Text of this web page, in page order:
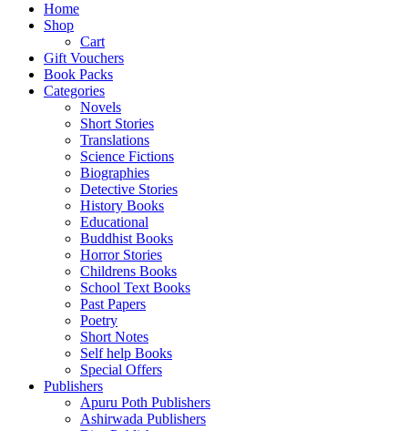
Home
Shop
Cart
Gift Vouchers
Book Packs
Categories
Novels
Short Stories
Translations
Science Fictions
Biographies
Detective Stories
History Books
Educational
Buddhist Books
Horror Stories
Childrens Books
School Text Books
Past Papers
Poetry
Short Notes
Self help Books
Special Offers
Publishers
Apuru Poth Publishers
Ashirwada Publishers